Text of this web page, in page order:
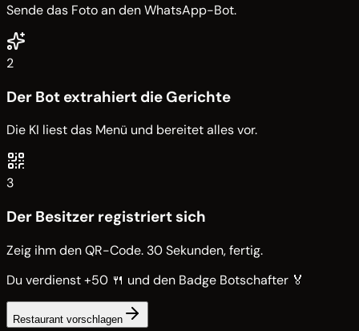
Sende das Foto an den WhatsApp-Bot.
2
Der Bot extrahiert die Gerichte
Die KI liest das Menü und bereitet alles vor.
3
Der Besitzer registriert sich
Zeig ihm den QR-Code. 30 Sekunden, fertig.
Du verdienst +50 🍴 und den Badge Botschafter 🏅
Restaurant vorschlagen